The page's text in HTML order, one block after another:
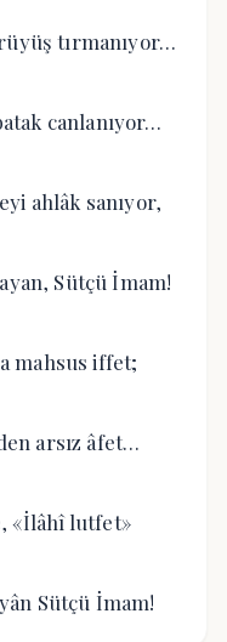
tırmanıyor…
canlanıyor…
ahlâk sanıyor,
Sütçü İmam!
mahsus iffet;
arsız âfet…
«İlâhî lutfet»
Sütçü İmam!